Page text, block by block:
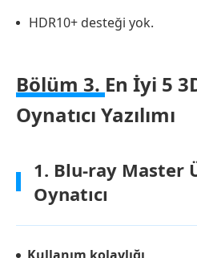
HDR10+ desteği yok.
Bölüm 3. En İyi 5
Oynatıcı Yazılımı
1. Blu-ray Master
Oynatıcı